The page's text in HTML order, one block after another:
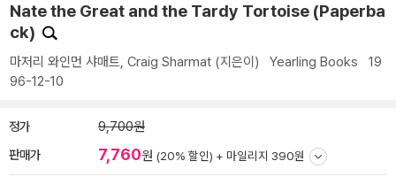
Nate the Great and the Tardy Tortoise (Paperba
ck)
마저리 와인먼 샤매트, Craig Sharmat (지은이) Yearling Books 19
96-12-10
정가 9,700원
판매가 7,760원 (20% 할인) + 마일리지 390원